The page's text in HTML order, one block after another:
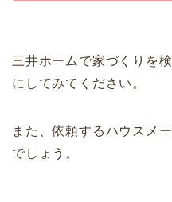
三井ホームで家づくりを
にしてみてください。
また、依頼するハウスメ
でしょう。